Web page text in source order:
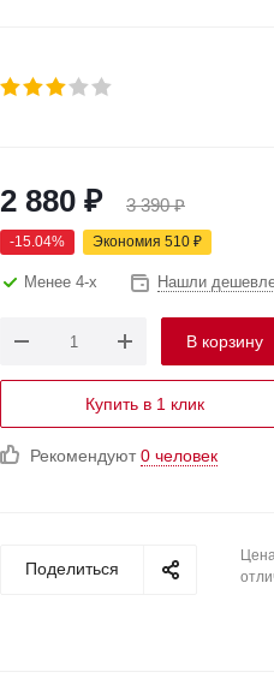
2 880 ₽ 3 390₽
-15.04% Экономия 510 ₽
Менее 4-х Нашли
В корзину
Купить в 1 клик
Рекомендуют0 человек
Поделиться